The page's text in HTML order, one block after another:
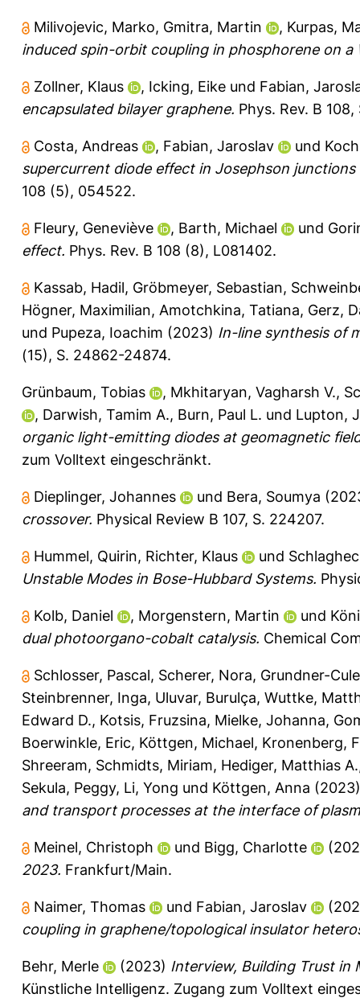
Milivojevic, Marko, Gmitra, Martin , Kurpas,
induced spin-orbit coupling in phosphorene on a
Zollner, Klaus , Icking, Eike und Fabian,
encapsulated bilayer graphene. Phys. Rev. B 108,
Costa, Andreas , Fabian, Jaroslav und
supercurrent diode effect in Josephson
108 (5), 054522.
Fleury, Geneviève , Barth, Michael und
effect. Phys. Rev. B 108 (8), L081402.
Kassab, Hadil, Gröbmeyer, Sebastian,
Högner, Maximilian, Amotchkina, Tatiana, Gerz,
und Pupeza, Ioachim (2023) In-line synthesis of
(15), S. 24862-24874.
Grünbaum, Tobias , Mkhitaryan, Vagharsh V.,
, Darwish, Tamim A., Burn, Paul L. und Lupton,
organic light-emitting diodes at geomagnetic
zum Volltext eingeschränkt.
Dieplinger, Johannes und Bera, Soumya
crossover. Physical Review B 107, S. 224207.
Hummel, Quirin, Richter, Klaus und
Unstable Modes in Bose-Hubbard Systems.
Kolb, Daniel , Morgenstern, Martin und
dual photoorgano-cobalt catalysis. Chemical
Schlosser, Pascal, Scherer, Nora, Grundner-
Steinbrenner, Inga, Uluvar, Burulça, Wuttke,
Edward D., Kotsis, Fruzsina, Mielke, Johanna,
Boerwinkle, Eric, Köttgen, Michael, Kronenberg,
Shreeram, Schmidts, Miriam, Hediger, Matthias A.
Sekula, Peggy, Li, Yong und Köttgen, Anna
and transport processes at the interface of
Meinel, Christoph und Bigg, Charlotte
2023. Frankfurt/Main.
Naimer, Thomas und Fabian, Jaroslav
coupling in graphene/topological insulator
Behr, Merle (2023) Interview, Building Trust in
Künstliche Intelligenz. Zugang zum Volltext